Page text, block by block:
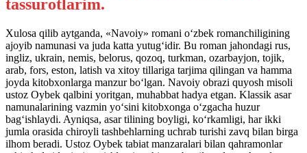
tassurotlarim.
Xulosa qilib aytganda, «Navoiy» romani o‘zbek romanchiligining
ajoyib namunasi va juda katta yutug‘idir. Bu roman jahondagi rus,
ingliz, ukrain, nemis, belorus, qozoq, turkman, ozarbayjon, tojik,
arab, fors, eston, latish va xitoy tillariga tarjima qilingan va hamma
joyda kitobxonlarga manzur bo‘lgan. Navoiy obrazi quyosh misoli
ustoz Oybek qalbini yoritgan, muhabbat hadya etgan. Klassik asar
namunalarining vazmin yo‘sini kitobxonga o‘zgacha huzur
bag‘ishlaydi. Ayniqsa, asar tilining boyligi, ko‘rkamligi, har ikki
jumla orasida chiroyli tashbehlarning uchrab turishi zavq bilan birga
ilhom beradi. Ustoz Oybek tabiat manzaralari bilan qahramonlar